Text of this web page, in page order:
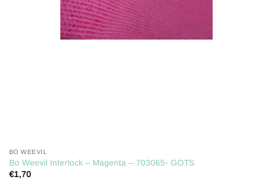
BO WEEVIL
Bo Weevil Interlock – Magenta – 703065- GOTS
€1,70